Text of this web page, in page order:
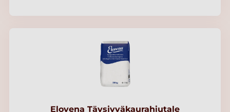
Elovena Täysjyväkaurahiutale